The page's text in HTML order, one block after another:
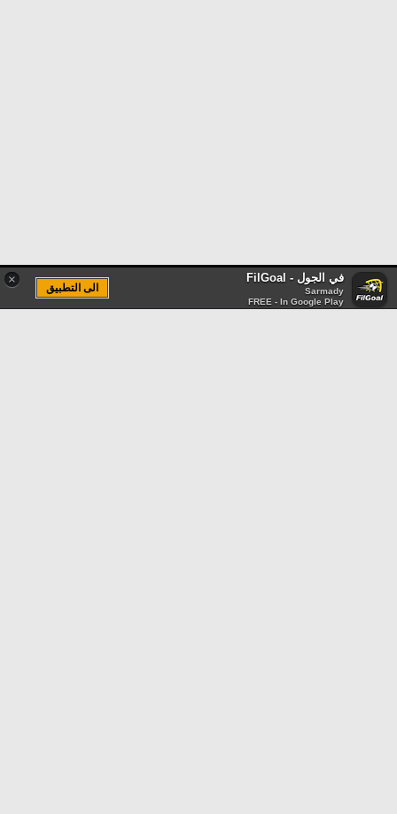
× في الجول - FilGoal
Sarmady
FREE - In Google Play
الى التطبيق